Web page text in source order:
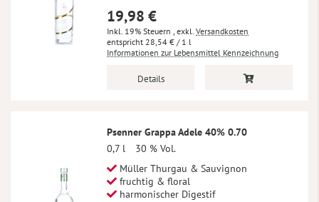
19,98 €
Inkl. 19% Steuern , exkl. Versandkosten
28,54 € / 1 l
Informationen zur Lebensmittel Kennzeichnung
Details
Psenner Grappa Adele 40% 0.70
0,7 l
30 % Vol.
Müller Thurgau & Sauvignon
fruchtig & floral
harmonischer Digestif